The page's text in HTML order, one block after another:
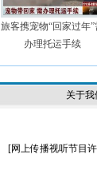
旅客携宠物“回家过年”
办理托运手续
关于我
[网上传播视听节目